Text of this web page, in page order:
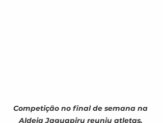
Competição no final de semana na
Aldeia Jaguapiru reuniu atletas,